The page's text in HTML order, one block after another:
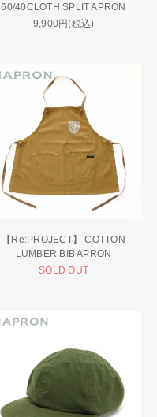
60/40CLOTH SPLIT APRON
9,900円(税込)
【Re:PROJECT】 COTTON
LUMBER BIB APRON
SOLD OUT